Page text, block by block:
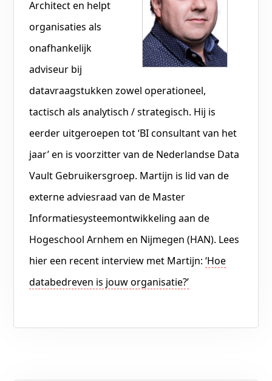
Architect en helpt
organisaties als
onafhankelijk
adviseur bij
datavraagstukken zowel operationeel,
tactisch als analytisch / strategisch. Hij is
eerder uitgeroepen tot ‘BI consultant van het
jaar’ en is voorzitter van de Nederlandse Data
Vault Gebruikersgroep. Martijn is lid van de
externe adviesraad van de Master
Informatiesysteemontwikkeling aan de
Hogeschool Arnhem en Nijmegen (HAN). Lees
hier een recent interview met Martijn:‘Hoe
databedreven is jouw organisatie?’